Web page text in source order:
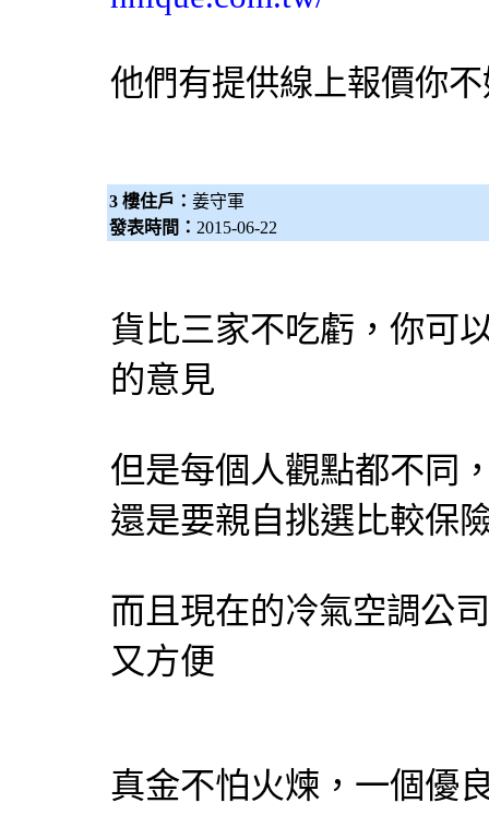
他們有提供線上報價你
3 樓住戶： 姜守軍
發表時間： 2015-06-22
貨比三家不吃虧，你可
的意見
但是每個人觀點都不同
還是要親自挑選比較保
而且現在的冷氣空調公
又方便
真金不怕火煉，一個優